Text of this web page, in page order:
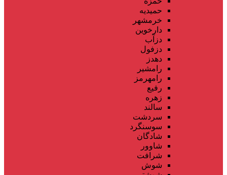
حمیدیه
خرمشهر
دارخوین
دزآب
دزفول
دهدز
رامشیر
رامهرمز
رفیع
زهره
سالند
سردشت
سوسنگرد
شادگان
شاوور
شرافت
شوش